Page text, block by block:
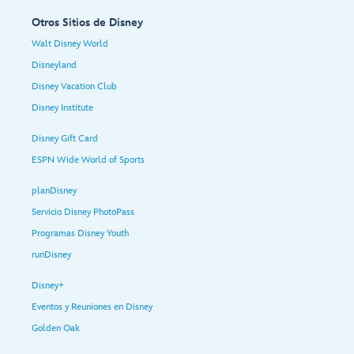
Otros Sitios de Disney
Walt Disney World
Disneyland
Disney Vacation Club
Disney Institute
Disney Gift Card
ESPN Wide World of Sports
planDisney
Servicio Disney PhotoPass
Programas Disney Youth
runDisney
Disney+
Eventos y Reuniones en Disney
Golden Oak